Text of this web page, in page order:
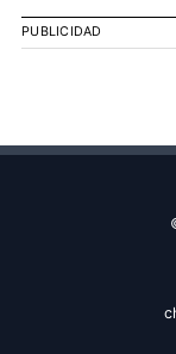
PUBLICIDAD